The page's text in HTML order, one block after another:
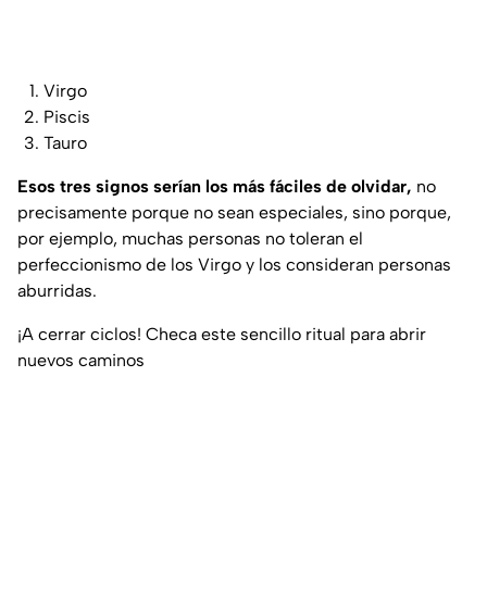
Virgo
Piscis
Tauro
Esos tres signos serían los más fáciles de olvidar, no
precisamente porque no sean especiales, sino porque,
por ejemplo, muchas personas no toleran el
perfeccionismo de los Virgo y los consideran personas
aburridas.
¡A cerrar ciclos! Checa este sencillo ritual para abrir
nuevos caminos